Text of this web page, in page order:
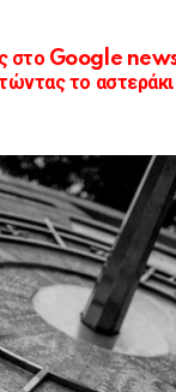
στο Google news
το